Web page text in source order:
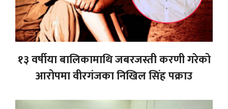
१३ वर्षीया बालिकामाथि जबरजस्ती करणी गरेको
आरोपमा वीरगंजका निखिल सिंह पक्राउ